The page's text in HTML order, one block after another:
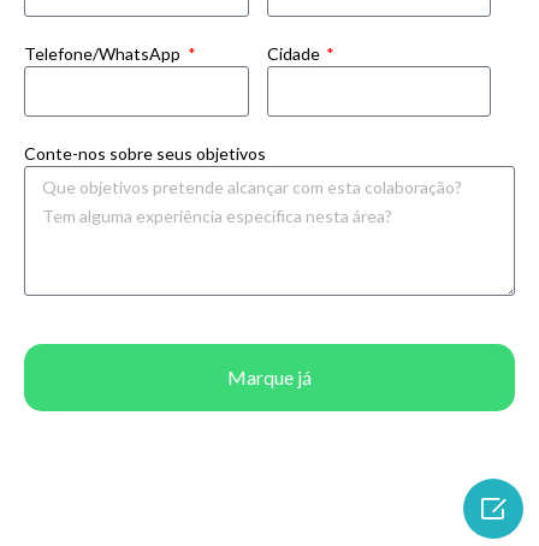
Telefone/WhatsApp Cidade
Conte-nos sobre seus objetivos
Marque já
